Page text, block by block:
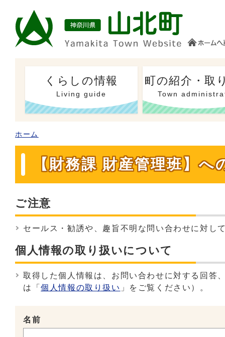
くらしの情報
Living guide
町の紹介・取
Town
ホーム
【財務課 財産管理班】へ
ご注意
セールス・勧誘や、趣旨不明な問い合わせに対し
個人情報の取り扱いについて
取得した個人情報は、お問い合わせに対する回答
は「個人情報の取り扱い 」をご覧ください）。
名前